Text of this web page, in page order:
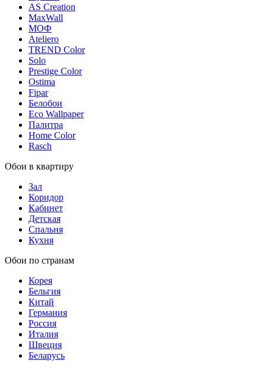
AS Creation
MaxWall
МОФ
Ateliero
TREND Color
Solo
Prestige Color
Ostima
Fipar
Белобои
Eco Wallpaper
Палитра
Home Color
Rasch
Обои в квартиру
Зал
Коридор
Кабинет
Детская
Спальня
Кухня
Обои по странам
Корея
Бельгия
Китай
Германия
Россия
Италия
Швеция
Беларусь